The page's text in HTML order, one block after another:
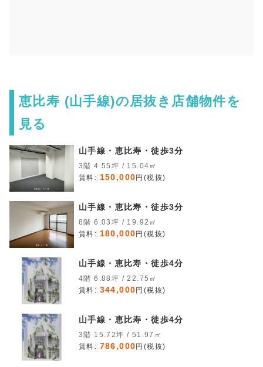
恵比寿 (山手線)の居抜き店舗物件を
見る
山手線・恵比寿・徒歩3分
3階 4.55坪 / 15.04㎡
賃料: 150,000 円(税抜)
山手線・恵比寿・徒歩3分
8階 6.03坪 / 19.92㎡
賃料: 180,000 円(税抜)
山手線・恵比寿・徒歩4分
4階 6.88坪 / 22.75㎡
賃料: 344,000 円(税抜)
山手線・恵比寿・徒歩4分
3階 15.72坪 / 51.97㎡
賃料: 786,000 円(税抜)